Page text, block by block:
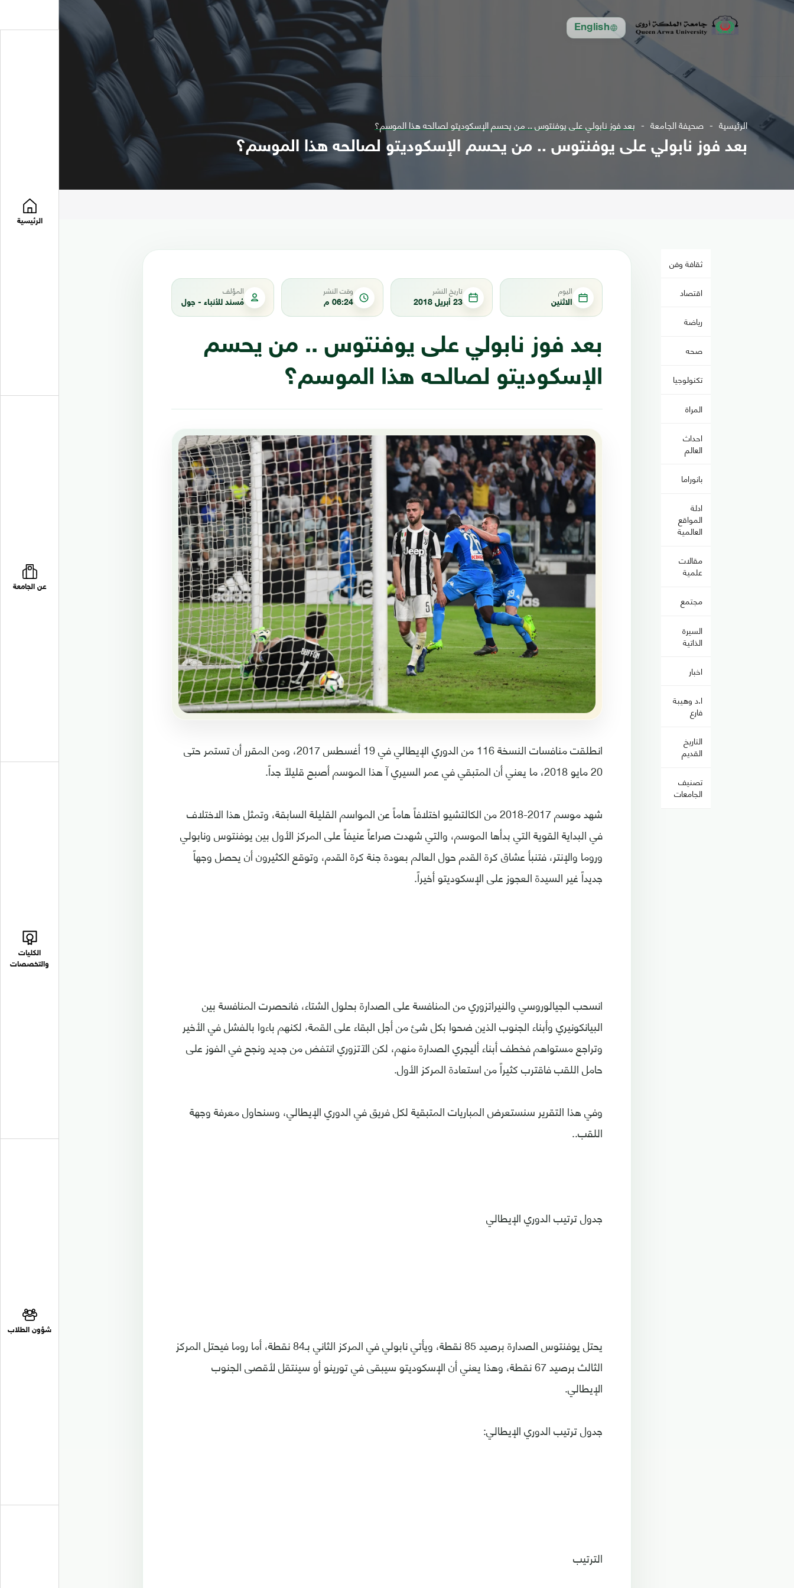
English
الرئيسية
عن الجامعة
الكليات
والتخصصات
شؤون الطلاب
الرئيسية صحيفة الجامعة بعد فوز نابولي على يوفنتوس .. من يحسم الإسكوديتو لصالحه هذا الموسم؟
بعد فوز نابولي على يوفنتوس .. من يحسم الإسكوديتو لصالحه هذا الموسم؟
ثقافة وفن
اقتصاد
رياضة
صحه
تكنولوجيا
المراة
احداث
العالم
بانوراما
ادلة
المواقع
العالمية
مقالات
علمية
مجتمع
السيرة
الذاتية
اخبار
ا.د وهيبة
فارع
التاريخ
القديم
تصنيف
الجامعات
اليوم
الاثنين
تاريخ النشر
23 أبريل 2018
وقت النشر
06:24 م
المؤلف
مُسند للأنباء - جول
بعد فوز نابولي على يوفنتوس .. من يحسم
الإسكوديتو لصالحه هذا الموسم؟
انطلقت منافسات النسخة 116 من الدوري الإيطالي في 19 أغسطس 2017، ومن المقرر أن تستمر حتى
20 مايو 2018، ما يعني أن المتبقي في عمر السيري آ هذا الموسم أصبح قليلاً جداً.
شهد موسم 2017-2018 من الكالتشيو اختلافاً هاماً عن المواسم القليلة السابقة، وتمثل هذا الاختلاف
في البداية القوية التي بدأها الموسم، والتي شهدت صراعاً عنيفاً على المركز الأول بين يوفنتوس ونابولي
وروما والإنتر، فتنبأ عشاق كرة القدم حول العالم بعودة جنة كرة القدم، وتوقع الكثيرون أن يحصل وجهاً
جديداً غير السيدة العجوز على الإسكوديتو أخيراً.
انسحب الجيالوروسي والنيراتزوري من المنافسة على الصدارة بحلول الشتاء، فانحصرت المنافسة بين
البيانكونيري وأبناء الجنوب الذين ضحوا بكل شئ من أجل البقاء على القمة، لكنهم باءوا بالفشل في الأخير
وتراجع مستواهم فخطف أبناء أليجري الصدارة منهم، لكن الآتزوري انتفض من جديد ونجح في الفوز على
حامل اللقب فاقترب كثيراً من استعادة المركز الأول.
وفي هذا التقرير سنستعرض المباريات المتبقية لكل فريق في الدوري الإيطالي، وسنحاول معرفة وجهة
اللقب..
جدول ترتيب الدوري الإيطالي
يحتل يوفنتوس الصدارة برصيد 85 نقطة، ويأتي نابولي في المركز الثاني بـ84 نقطة، أما روما فيحتل المركز
الثالث برصيد 67 نقطة، وهذا يعني أن الإسكوديتو سيبقى في تورينو أو سينتقل لأقصى الجنوب
الإيطالي.
جدول ترتيب الدوري الإيطالي:
الترتيب